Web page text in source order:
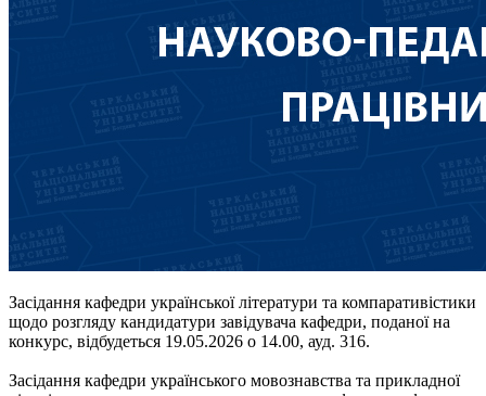
Засідання кафедри української літератури та компаративістики
щодо розгляду кандидатури завідувача кафедри, поданої на
конкурс, відбудеться 19.05.2026 о 14.00, ауд. 316.
Засідання кафедри українського мовознавства та прикладної